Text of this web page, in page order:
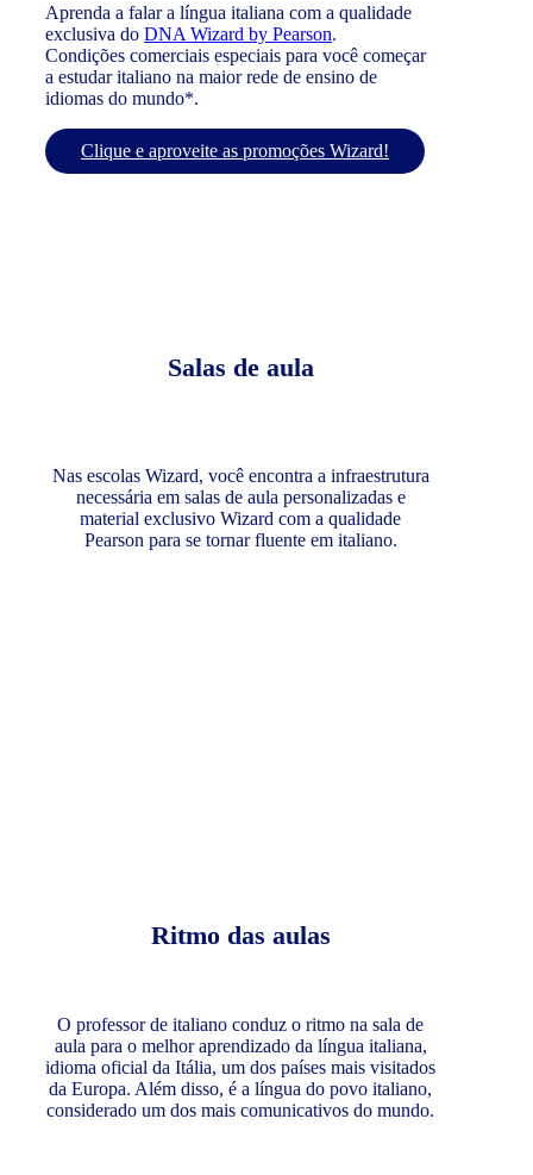
Aprenda a falar a língua italiana com a qualidade
exclusiva do DNA Wizard by Pearson.
Condições comerciais especiais para você começar
a estudar italiano na maior rede de ensino de
idiomas do mundo*.
Clique e aproveite as promoções Wizard!
Salas de aula
Nas escolas Wizard, você encontra a infraestrutura
necessária em salas de aula personalizadas e
material exclusivo Wizard com a qualidade
Pearson para se tornar fluente em italiano.
Ritmo das aulas
O professor de italiano conduz o ritmo na sala de
aula para o melhor aprendizado da língua italiana,
idioma oficial da Itália, um dos países mais visitados
da Europa. Além disso, é a língua do povo italiano,
considerado um dos mais comunicativos do mundo.